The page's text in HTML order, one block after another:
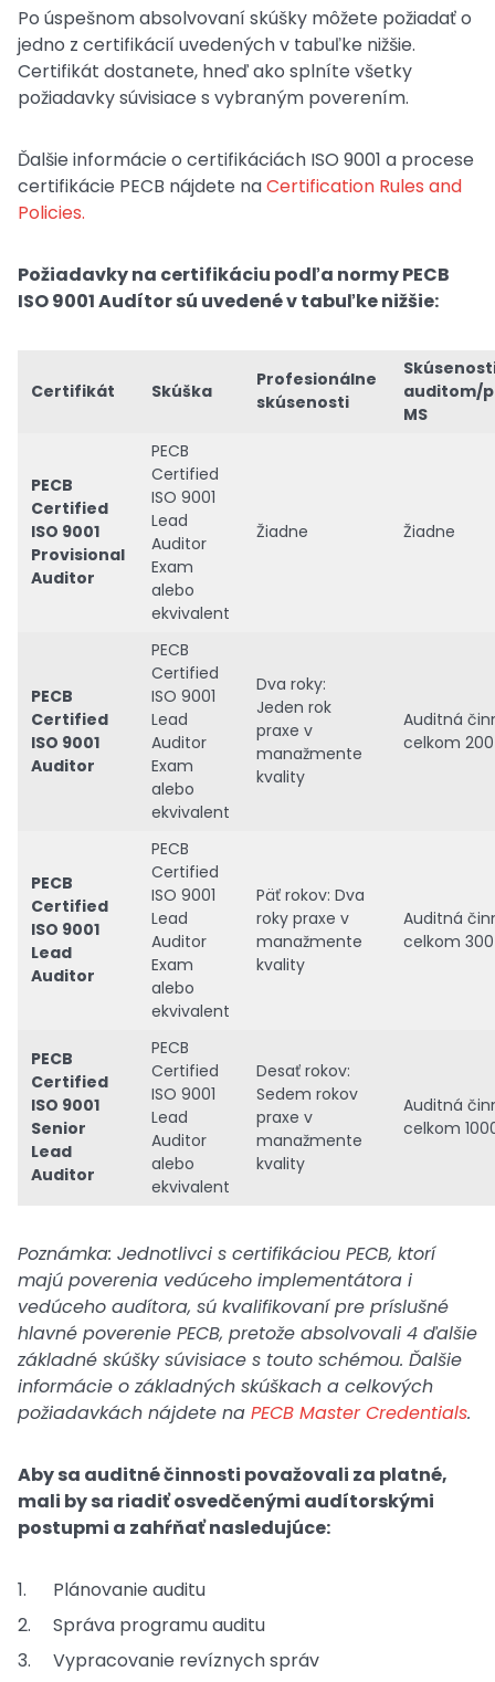
Po úspešnom absolvovaní skúšky môžete požiadať o
jedno z certifikácií uvedených v tabuľke nižšie.
Certifikát dostanete, hneď ako splníte všetky
požiadavky súvisiace s vybraným poverením.
Ďalšie informácie o certifikáciách ISO 9001 a procese
certifikácie PECB nájdete naCertification Rules and
Policies.
Požiadavky na certifikáciu podľa normy PECB
ISO 9001 Audítor sú uvedené v tabuľke nižšie:
Certifikát Skúška
Profesionálne
skúsenosti
auditom/
MS
PECB
Certified
ISO 9001
Provisional
Auditor
PECB
Certified
ISO 9001
Lead
Auditor
Exam
alebo
ekvivalent
Žiadne Žiadne
PECB
Certified
ISO 9001
Auditor
PECB
Certified
ISO 9001
Lead
Auditor
Exam
alebo
ekvivalent
Dva roky:
Jeden rok
praxe v
manažmente
kvality
Auditná
celkom
PECB
Certified
ISO 9001
Lead
Auditor
PECB
Certified
ISO 9001
Lead
Auditor
Exam
alebo
ekvivalent
Päť rokov: Dva
roky praxe v
manažmente
kvality
Auditná
celkom
PECB
Certified
ISO 9001
Senior
Lead
Auditor
PECB
Certified
ISO 9001
Lead
Auditor
alebo
ekvivalent
Desať rokov:
Sedem rokov
praxe v
manažmente
kvality
Auditná
celkom
Poznámka: Jednotlivci s certifikáciou PECB, ktorí
majú poverenia vedúceho implementátora i
vedúceho audítora, sú kvalifikovaní pre príslušné
hlavné poverenie PECB, pretože absolvovali 4 ďalšie
základné skúšky súvisiace s touto schémou. Ďalšie
informácie o základných skúškach a celkových
požiadavkách nájdete na PECB Master Credentials.
Aby sa auditné činnosti považovali za platné,
mali by sa riadiť osvedčenými audítorskými
postupmi a zahŕňať nasledujúce:
Plánovanie auditu
Správa programu auditu
Vypracovanie revíznych správ